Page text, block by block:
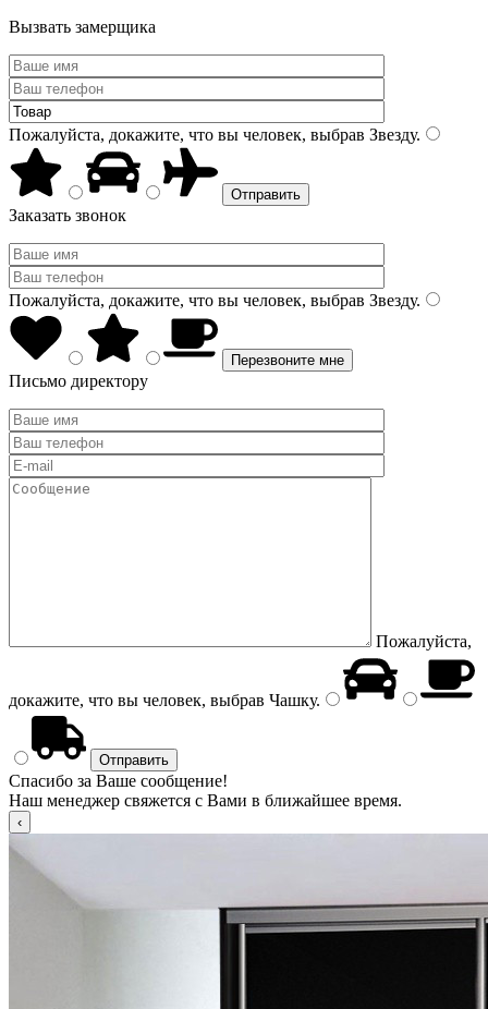
Вызвать замерщика
Пожалуйста, докажите, что вы человек, выбрав Звезду.
Заказать звонок
Пожалуйста, докажите, что вы человек, выбрав Звезду.
Письмо директору
Пожалуйста,
докажите, что вы человек, выбрав Чашку.
Спасибо за Ваше сообщение!
Наш менеджер свяжется с Вами в ближайшее время.